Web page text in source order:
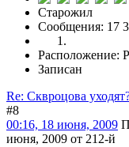
Старожил
Сообщения: 17
Расположение:
Записан
Re: Сквроцова
#8
00:16, 18 июня, 2009
июня, 2009 от 212-й